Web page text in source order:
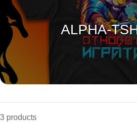
C
ALPHA-
3 products